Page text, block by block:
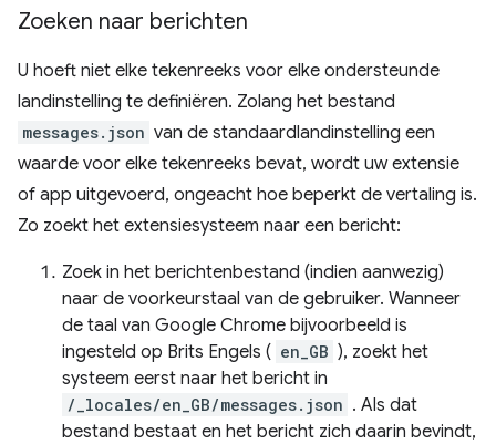
Zoeken naar berichten
U hoeft niet elke tekenreeks voor elke ondersteunde
landinstelling te definiëren. Zolang het bestand
messages.json van de standaardlandinstelling een
waarde voor elke tekenreeks bevat, wordt uw extensie
of app uitgevoerd, ongeacht hoe beperkt de vertaling is.
Zo zoekt het extensiesysteem naar een bericht:
Zoek in het berichtenbestand (indien aanwezig)
naar de voorkeurstaal van de gebruiker. Wanneer
de taal van Google Chrome bijvoorbeeld is
ingesteld op Brits Engels ( en_GB ), zoekt het
systeem eerst naar het bericht in
/_locales/en_GB/messages.json . Als dat
bestand bestaat en het bericht zich daarin bevindt,